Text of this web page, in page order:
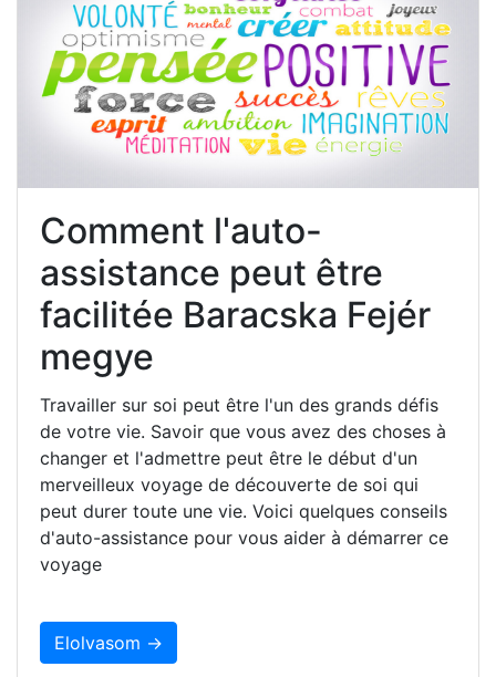
Comment l'auto-
assistance peut être
facilitée Baracska Fejér
megye
Travailler sur soi peut être l'un des grands défis
de votre vie. Savoir que vous avez des choses à
changer et l'admettre peut être le début d'un
merveilleux voyage de découverte de soi qui
peut durer toute une vie. Voici quelques conseils
d'auto-assistance pour vous aider à démarrer ce
voyage
Elolvasom →